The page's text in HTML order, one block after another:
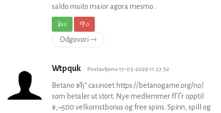
saldo muito maior agora mesmo .
👍0 👎0
Odgovori ⇾
Wtpquk Postavljeno 17-03-2026 11:27:52
Betano вЂ“ casinoet https://betanogame.org/no/
som betaler ut stort. Nye medlemmer fГҐr opptil
в‚¬500 velkomstbonus og free spins. Spinn, spill og